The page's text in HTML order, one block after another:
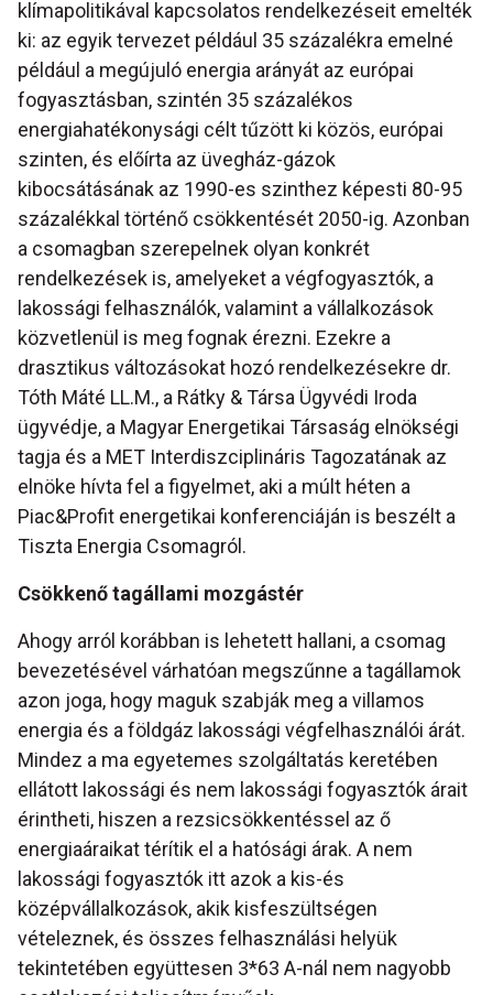
klímapolitikával kapcsolatos rendelkezéseit emelték
ki: az egyik tervezet például 35 százalékra emelné
például a megújuló energia arányát az európai
fogyasztásban, szintén 35 százalékos
energiahatékonysági célt tűzött ki közös, európai
szinten, és előírta az üvegház-gázok
kibocsátásának az 1990-es szinthez képesti 80-95
százalékkal történő csökkentését 2050-ig. Azonban
a csomagban szerepelnek olyan konkrét
rendelkezések is, amelyeket a végfogyasztók, a
lakossági felhasználók, valamint a vállalkozások
közvetlenül is meg fognak érezni. Ezekre a
drasztikus változásokat hozó rendelkezésekre dr.
Tóth Máté LL.M., a Rátky & Társa Ügyvédi Iroda
ügyvédje, a Magyar Energetikai Társaság elnökségi
tagja és a MET Interdiszciplináris Tagozatának az
elnöke hívta fel a figyelmet, aki a múlt héten a
Piac&Profit energetikai konferenciáján is beszélt a
Tiszta Energia Csomagról.
Csökkenő tagállami mozgástér
Ahogy arról korábban is lehetett hallani, a csomag
bevezetésével várhatóan megszűnne a tagállamok
azon joga, hogy maguk szabják meg a villamos
energia és a földgáz lakossági végfelhasználói árát.
Mindez a ma egyetemes szolgáltatás keretében
ellátott lakossági és nem lakossági fogyasztók árait
érintheti, hiszen a rezsicsökkentéssel az ő
energiaáraikat térítik el a hatósági árak. A nem
lakossági fogyasztók itt azok a kis-és
középvállalkozások, akik kisfeszültségen
vételeznek, és összes felhasználási helyük
tekintetében együttesen 3*63 A-nál nem nagyobb